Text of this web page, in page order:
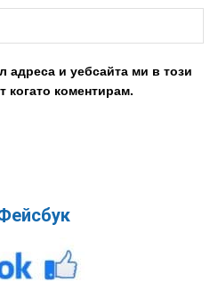
адреса и уебсайта ми в този
когато коментирам.